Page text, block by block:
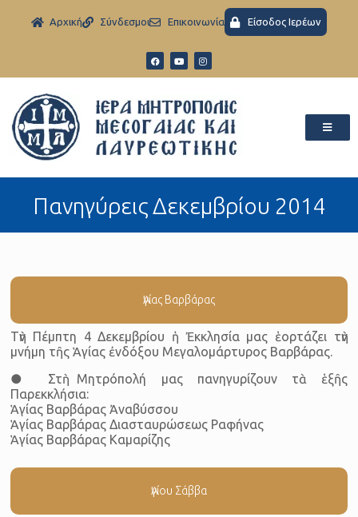
Aρχική Σύνδεσμοι Eπικοινωνία Είσοδος Ιερέων
Πανηγύρεις Δεκεμβρίου 2014
Ἁγίας Βαρβάρας
Τὴν Πέμπτη 4 Δεκεμβρίου ἡ Ἐκκλησία μας ἑορτάζει τὴν
μνήμη τῆς Ἁγίας ἐνδόξου Μεγαλομάρτυρος Βαρβάρας.
● Στὴ Μητρόπολή μας πανηγυρίζουν τὰ ἑξῆς
Παρεκκλήσια:
Ἁγίας Βαρβάρας Ἀναβύσσου
Ἁγίας Βαρβάρας Διασταυρώσεως Ραφήνας
Ἁγίας Βαρβάρας Καμαρίζης
Ἁγίου Σάββα